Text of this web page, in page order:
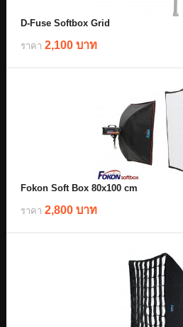
D-Fuse Softbox Grid
ราคา 2,100 บาท
Fokon Soft Box 80x100 cm
ราคา 2,800 บาท